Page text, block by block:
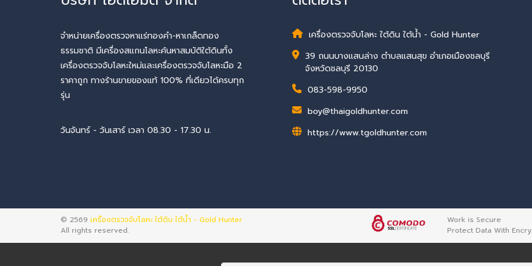
จำหน่ายเครื่องตรวจหาแร่ทองคำ-หาเกล็ดทอง
ธรรมชาติ มีเครื่องสแกนโลหะค้นหาสมบัติใต้ดินทั้ง
เครื่องตรวจจับโลหะใหม่และเครื่องตรวจจับโลหะมือ 2
ราคาถูก ทางร้านขายของแท้ 100% ที่เดียวได้ครบทุก
รุ่น
วันจันทร์ - วันเสาร์ เวลา 08.30 - 17.30 น.
เครื่องตรวจจับโลหะ ใต้ดิน ใต้น้ำ - Gold Hunter
39 ถนนบางแสนล่าง ตำบลแสนสุข อำเภอเมืองชลบุรี
จังหวัดชลบุรี 20130
083-598-9950
boy@thaigoldhunter.com
https://www.tgoldhunter.com
© 2569 เครื่องตรวจจับโลหะ ใต้ดิน ใต้น้ำ - Gold Hunter
All rights reserved.
Work is Secure
Protect Data With